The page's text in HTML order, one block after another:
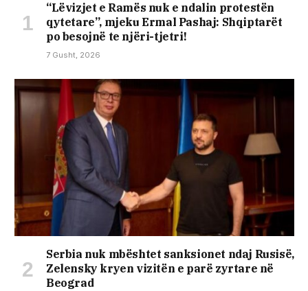
“Lëvizjet e Ramës nuk e ndalin protestën
qytetare”, mjeku Ermal Pashaj: Shqiptarët
po besojnë te njëri-tjetri!
7 Gusht, 2026
Serbia nuk mbështet sanksionet ndaj Rusisë,
Zelensky kryen vizitën e parë zyrtare në
Beograd